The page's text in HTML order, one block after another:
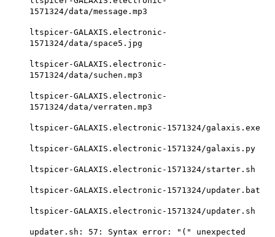
1571324/data/message.mp3
ltspicer-GALAXIS.electronic-
1571324/data/space5.jpg
ltspicer-GALAXIS.electronic-
1571324/data/suchen.mp3
ltspicer-GALAXIS.electronic-
1571324/data/verraten.mp3
ltspicer-GALAXIS.electronic-1571324/galaxis.exe
ltspicer-GALAXIS.electronic-1571324/galaxis.py
ltspicer-GALAXIS.electronic-1571324/starter.sh
ltspicer-GALAXIS.electronic-1571324/updater.bat
ltspicer-GALAXIS.electronic-1571324/updater.sh
updater.sh: 57: Syntax error: "(" unexpected